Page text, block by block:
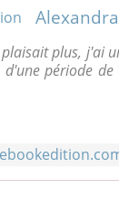
plus, j'ai
période